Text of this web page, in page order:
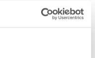
(gn*)